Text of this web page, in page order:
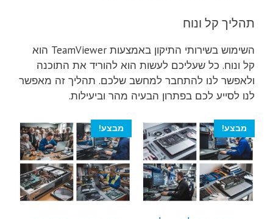
תהליך קל ונוח
השימוש בשירותי התיקון באמצעות TeamViewer הוא
קל ונוח. כל שעליכם לעשות הוא להוריד את התוכנה
ולאפשר לנו להתחבר למחשב שלכם. תהליך זה מאפשר
לנו לסייע לכם בפתרון הבעיה מהר וביעילות.
מבצע! מבצע!